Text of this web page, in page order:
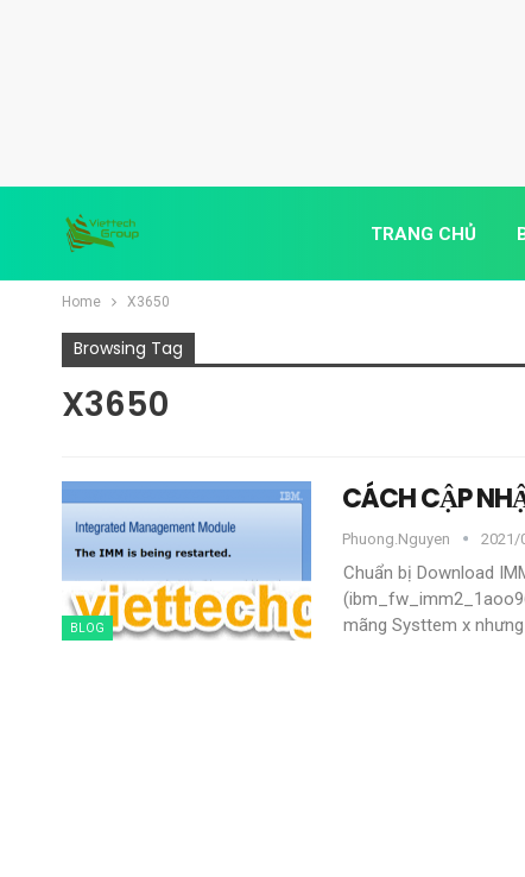
TRANG CHỦ
Home X3650
Browsing Tag
X3650
BLOG
CÁCH CẬP
Phuong.nguyen 2021/
Chuẩn bị Download
mãng Systtem x